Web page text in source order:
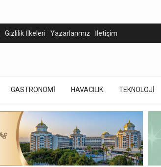
Gizlilik İlkeleri Yazarlarımız İletişim
GASTRONOMİ HAVACILIK TEKNOLOJİ